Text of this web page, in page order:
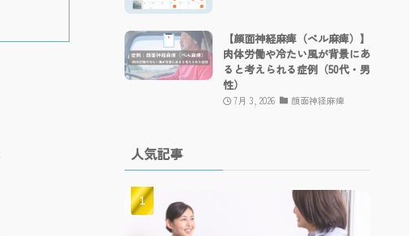
【顔面神経麻痺（ベル麻痺）】
肉体労働や冷たい風が背景にあ
ると考えられる症例（50代・男
性）
7月 3, 2026 顔面神経麻痺
人気記事